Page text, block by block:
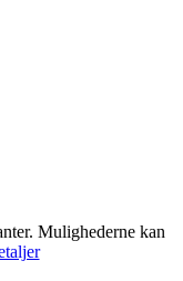
Mulighederne kan